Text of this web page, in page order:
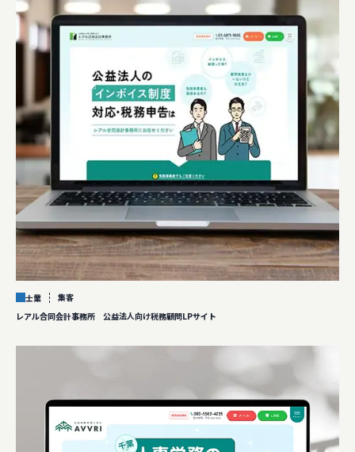
士業
集客
レアル合同会計事務所 公益法人向け税務顧問LPサイト